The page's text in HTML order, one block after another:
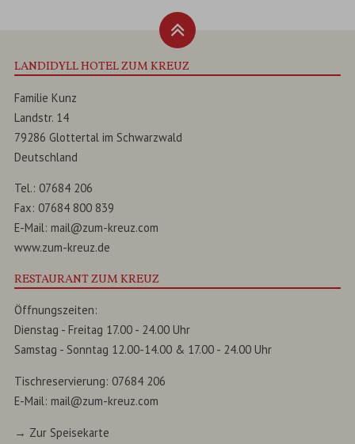
LANDIDYLL HOTEL ZUM KREUZ
Familie Kunz
Landstr. 14
79286 Glottertal im Schwarzwald
Deutschland
Tel.:07684 206
Fax:07684 800 839
E-Mail:mail@zum-kreuz.com
www.zum-kreuz.de
RESTAURANT ZUM KREUZ
Öffnungszeiten:
Dienstag - Freitag 17.00 - 24.00 Uhr
Samstag - Sonntag 12.00-14.00 & 17.00 - 24.00 Uhr
Tischreservierung:07684 206
E-Mail:mail@zum-kreuz.com
→ Zur Speisekarte